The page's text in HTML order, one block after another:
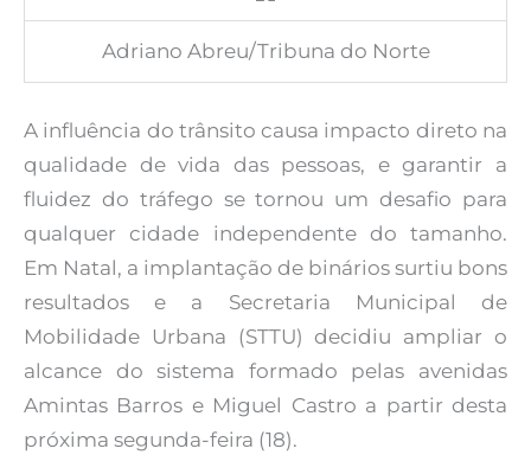
Adriano Abreu/Tribuna do Norte
A influência do trânsito causa impacto direto na
qualidade de vida das pessoas, e garantir a
fluidez do tráfego se tornou um desafio para
qualquer cidade independente do tamanho.
Em Natal, a implantação de binários surtiu bons
resultados e a Secretaria Municipal de
Mobilidade Urbana (STTU) decidiu ampliar o
alcance do sistema formado pelas avenidas
Amintas Barros e Miguel Castro a partir desta
próxima segunda-feira (18).